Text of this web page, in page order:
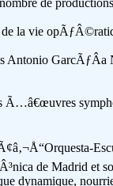
de
la vie
Antonio
de Madrid
dynamique,